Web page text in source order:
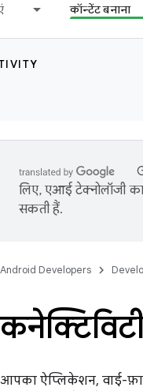
कॉन्टेंट बनाना
लिए, एआई टेक्नोलॉजी
सकती हैं.
Android Developers
आपका ऐप्लिकेशन, वाई-